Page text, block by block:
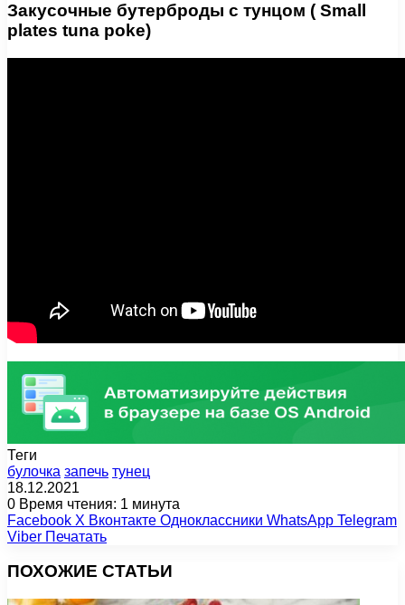
Закусочные бутерброды с тунцом ( Small
plates tuna poke)
Теги
булочка запечь тунец
18.12.2021
0 Время чтения: 1 минута
Facebook X Вконтакте Одноклассники WhatsApp Telegram
Viber Печатать
ПОХОЖИЕ СТАТЬИ